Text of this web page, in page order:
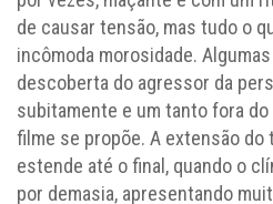
de causar tensão, mas tudo o
incômoda morosidade.
descoberta do agressor da
subitamente e um tanto fora
filme se propõe. A extensão do
estende até o final, quando o
por demasia, apresentando